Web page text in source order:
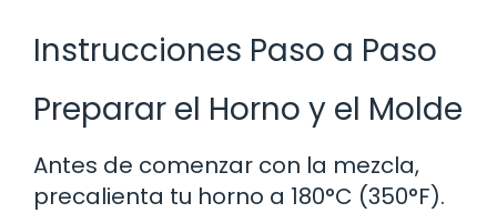
Instrucciones Paso a Paso
Preparar el Horno y el Molde
Antes de comenzar con la mezcla,
precalienta tu horno a 180°C (350°F).